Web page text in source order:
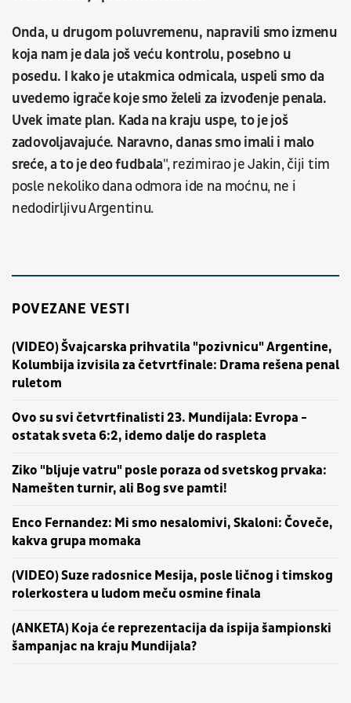
Onda, u drugom poluvremenu, napravili smo izmenu
koja nam je dala još veću kontrolu, posebno u
posedu. I kako je utakmica odmicala, uspeli smo da
uvedemo igrače koje smo želeli za izvođenje penala.
Uvek imate plan. Kada na kraju uspe, to je još
zadovoljavajuće. Naravno, danas smo imali i malo
sreće, a to je deo fudbala", rezimirao je Jakin, čiji tim
posle nekoliko dana odmora ide na moćnu, ne i
nedodirljivu Argentinu.
POVEZANE VESTI
(VIDEO) Švajcarska prihvatila "pozivnicu" Argentine,
Kolumbija izvisila za četvrtfinale: Drama rešena penal
ruletom
Ovo su svi četvrtfinalisti 23. Mundijala: Evropa -
ostatak sveta 6:2, idemo dalje do raspleta
Ziko "bljuje vatru" posle poraza od svetskog prvaka:
Namešten turnir, ali Bog sve pamti!
Enco Fernandez: Mi smo nesalomivi, Skaloni: Čoveče,
kakva grupa momaka
(VIDEO) Suze radosnice Mesija, posle ličnog i timskog
rolerkostera u ludom meču osmine finala
(ANKETA) Koja će reprezentacija da ispija šampionski
šampanjac na kraju Mundijala?